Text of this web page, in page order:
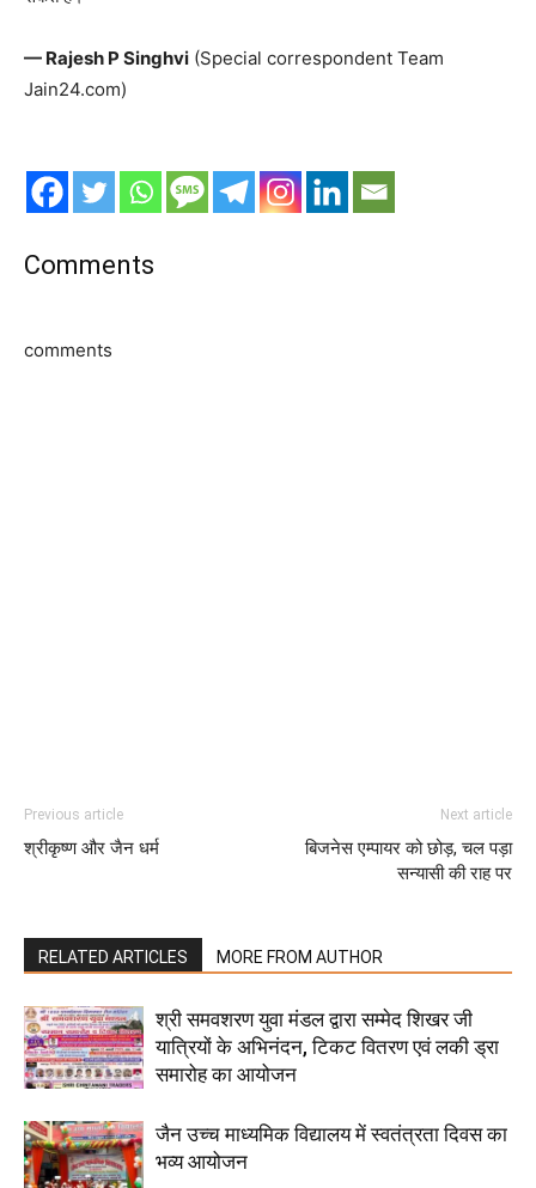
— Rajesh P Singhvi (Special correspondent Team
Jain24.com)
Comments
comments
Previous article
श्रीकृष्ण और जैन धर्म
Next article
बिजनेस एम्पायर को छोड़, चल पड़ा
सन्यासी की राह पर
RELATED ARTICLES MORE FROM AUTHOR
श्री समवशरण युवा मंडल द्वारा सम्मेद शिखर जी
यात्रियों के अभिनंदन, टिकट वितरण एवं लकी ड्रा
समारोह का आयोजन
जैन उच्च माध्यमिक विद्यालय में स्वतंत्रता दिवस का
भव्य आयोजन